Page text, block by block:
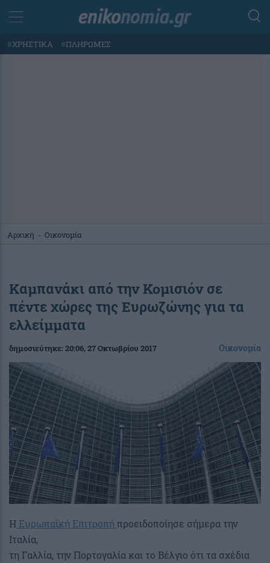
#ΧΡΗΣΤΙΚΑ #ΠΛΗΡΩΜΕΣ
Αρχική - Οικονομία
Καμπανάκι από την Κομισιόν σε
πέντε χώρες της Ευρωζώνης για τα
ελλείμματα
δημοσιεύτηκε:20:06, 27 Οκτωβρίου 2017 Οικονομία
Η Ευρωπαϊκή Επιτροπή προειδοποίησε σήμερα την
Ιταλία,
τη Γαλλία, την Πορτογαλία και το Βέλγιο ότι τα σχέδια